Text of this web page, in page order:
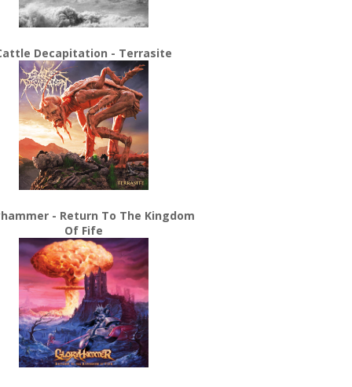
Decapitation - Terrasite
- Return To The Kingdom
Of Fife